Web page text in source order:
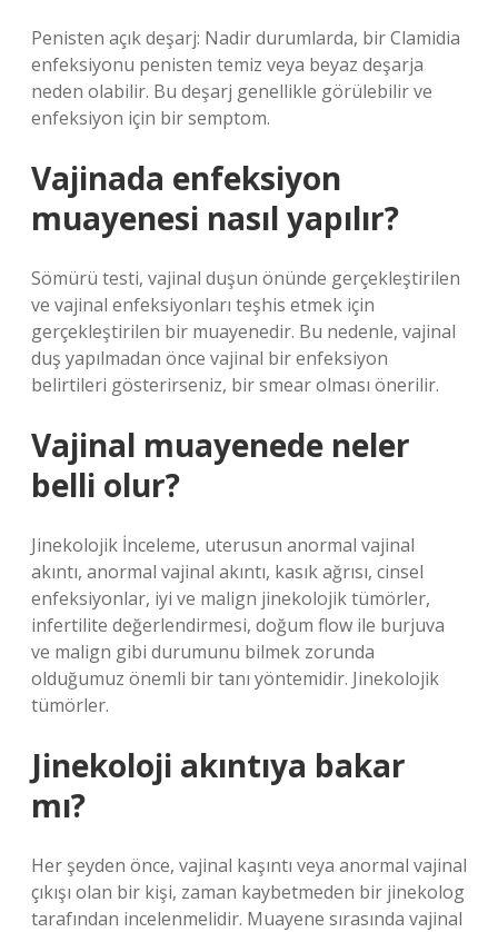
Penisten açık deşarj: Nadir durumlarda, bir Clamidia
enfeksiyonu penisten temiz veya beyaz deşarja
neden olabilir. Bu deşarj genellikle görülebilir ve
enfeksiyon için bir semptom.
Vajinada enfeksiyon
muayenesi nasıl yapılır?
Sömürü testi, vajinal duşun önünde gerçekleştirilen
ve vajinal enfeksiyonları teşhis etmek için
gerçekleştirilen bir muayenedir. Bu nedenle, vajinal
duş yapılmadan önce vajinal bir enfeksiyon
belirtileri gösterirseniz, bir smear olması önerilir.
Vajinal muayenede neler
belli olur?
Jinekolojik İnceleme, uterusun anormal vajinal
akıntı, anormal vajinal akıntı, kasık ağrısı, cinsel
enfeksiyonlar, iyi ve malign jinekolojik tümörler,
infertilite değerlendirmesi, doğum flow ile burjuva
ve malign gibi durumunu bilmek zorunda
olduğumuz önemli bir tanı yöntemidir. Jinekolojik
tümörler.
Jinekoloji akıntıya bakar
mı?
Her şeyden önce, vajinal kaşıntı veya anormal vajinal
çıkışı olan bir kişi, zaman kaybetmeden bir jinekolog
tarafından incelenmelidir. Muayene sırasında vajinal